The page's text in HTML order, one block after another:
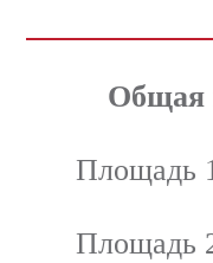
Общая
Площадь
Площадь